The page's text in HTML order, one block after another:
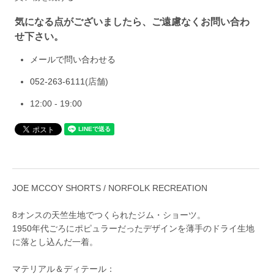
気になる点がございましたら、ご遠慮なくお問い合わ
せ下さい。
メールで問い合わせる
052-263-6111 (店舗)
12:00 - 19:00
JOE MCCOY SHORTS / NORFOLK RECREATION
8オンスの天竺生地でつくられたジム・ショーツ。
1950年代ごろにポピュラーだったデザインを薄手のドライ生地
に落とし込んだ一着。
マテリアル＆ディテール：